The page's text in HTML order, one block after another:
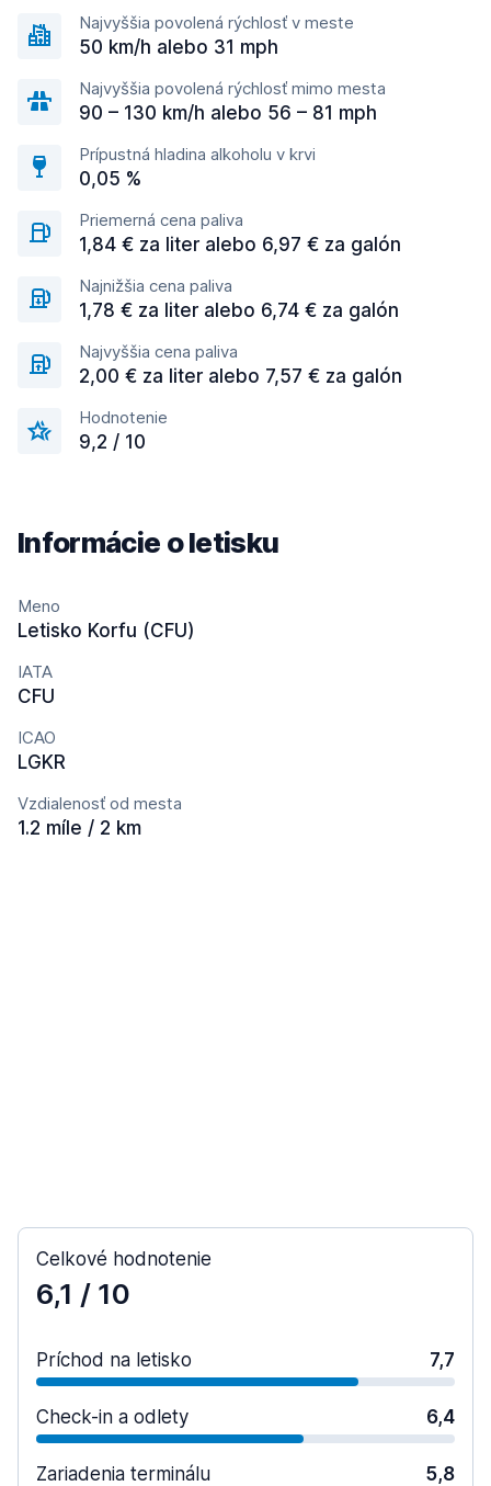
Najvyššia povolená rýchlosť v meste
50 km/h alebo 31 mph
Najvyššia povolená rýchlosť mimo mesta
90 – 130 km/h alebo 56 – 81 mph
Prípustná hladina alkoholu v krvi
0,05 %
Priemerná cena paliva
1,84 € za liter alebo 6,97 € za galón
Najnižšia cena paliva
1,78 € za liter alebo 6,74 € za galón
Najvyššia cena paliva
2,00 € za liter alebo 7,57 € za galón
Hodnotenie
9,2 / 10
Informácie o letisku
Meno
Letisko Korfu (CFU)
IATA
CFU
ICAO
LGKR
Vzdialenosť od mesta
1.2 míle / 2 km
Celkové hodnotenie
6,1 / 10
Príchod na letisko 7,7
Check-in a odlety 6,4
Zariadenia terminálu 5,8